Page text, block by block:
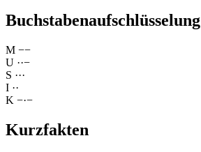
Buchstabenaufschlüsselung
M −−
U ··−
S ···
I ··
K −·−
Kurzfakten